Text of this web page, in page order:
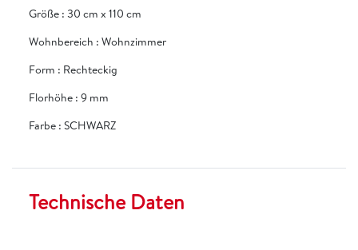
Größe : 30 cm x 110 cm
Wohnbereich : Wohnzimmer
Form : Rechteckig
Florhöhe : 9 mm
Farbe : SCHWARZ
Technische Daten